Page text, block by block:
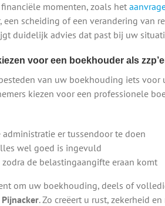
momenten, zoals het
een scheiding of een verandering van
duidelijk advies dat past bij uw
voor een boekhouder als
van uw boekhouding iets voor
kiezen voor een professionele
administratie er tussendoor te doen
wel goed is ingevuld
zodra de belastingaangifte eraan komt
om uw boekhouding, deels of
. Zo creëert u rust, zekerheid